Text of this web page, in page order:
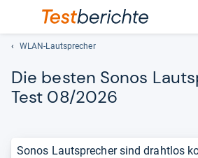
WLAN-Lautsprecher
Die bes­ten Sonos
Test 08/2026
Sonos Lautsprecher sind drahtlos